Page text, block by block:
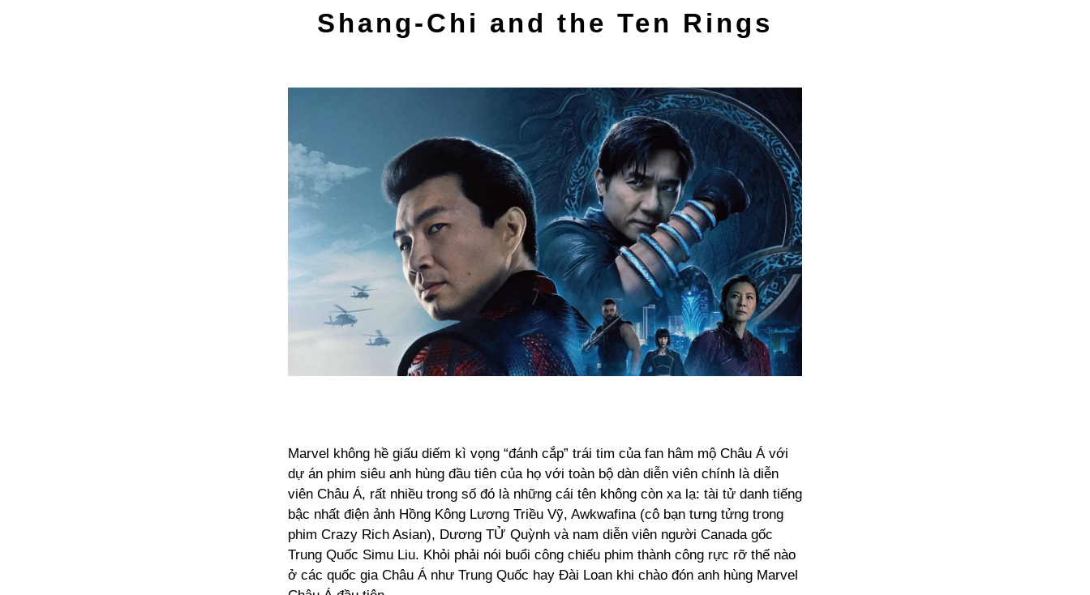
Shang-Chi and the Ten Rings
Marvel không hề giấu diếm kì vọng “đánh cắp” trái tim của fan hâm mộ Châu Á với
dự án phim siêu anh hùng đầu tiên của họ với toàn bộ dàn diễn viên chính là diễn
viên Châu Á, rất nhiều trong số đó là những cái tên không còn xa lạ: tài tử danh tiếng
bậc nhất điện ảnh Hồng Kông Lương Triều Vỹ, Awkwafina (cô bạn tưng tửng trong
phim Crazy Rich Asian), Dương TỬ Quỳnh và nam diễn viên người Canada gốc
Trung Quốc Simu Liu. Khỏi phải nói buổi công chiếu phim thành công rực rỡ thế nào
ở các quốc gia Châu Á như Trung Quốc hay Đài Loan khi chào đón anh hùng Marvel